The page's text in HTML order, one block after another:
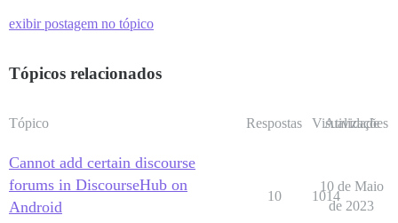
exibir postagem no tópico
Tópicos relacionados
Tópico Respostas Visualizações
Atividade
Cannot add certain discourse
forums in DiscourseHub on
Android
10 1014
10 de Maio
de 2023